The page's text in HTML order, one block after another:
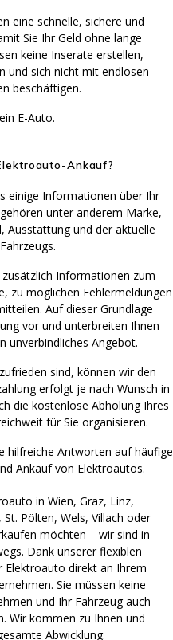
eine schnelle, sichere und
Sie Ihr Geld ohne lange
keine Inserate erstellen,
und sich nicht mit endlosen
beschäftigen.
E-Auto.
Ankauf?
einige Informationen über Ihr
unter anderem Marke,
Ausstattung und der aktuelle
Informationen zum
zu möglichen Fehlermeldungen
Auf dieser Grundlage
vor und unterbreiten Ihnen
unverbindliches Angebot.
sind, können wir den
erfolgt je nach Wunsch in
die kostenlose Abholung Ihres
für Sie organisieren.
hilfreiche Antworten auf häufige
Ankauf von Elektroautos.
in Wien, Graz, Linz,
Pölten, Wels, Villach oder
möchten – wir sind in
Dank unserer flexiblen
Elektroauto direkt an Ihrem
Sie müssen keine
und Ihr Fahrzeug auch
Wir kommen zu Ihnen und
Abwicklung.